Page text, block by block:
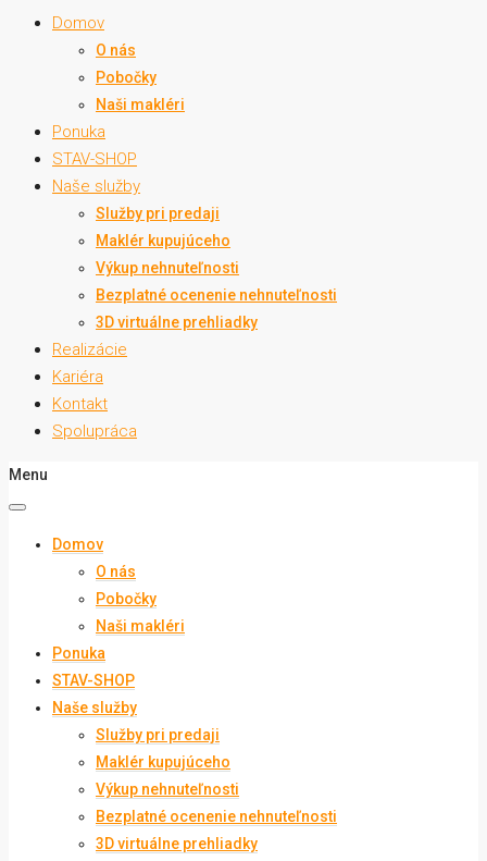
Domov
O nás
Pobočky
Naši makléri
Ponuka
STAV-SHOP
Naše služby
Služby pri predaji
Maklér kupujúceho
Výkup nehnuteľnosti
Bezplatné ocenenie nehnuteľnosti
3D virtuálne prehliadky
Realizácie
Kariéra
Kontakt
Spolupráca
Menu
Domov
O nás
Pobočky
Naši makléri
Ponuka
STAV-SHOP
Naše služby
Služby pri predaji
Maklér kupujúceho
Výkup nehnuteľnosti
Bezplatné ocenenie nehnuteľnosti
3D virtuálne prehliadky